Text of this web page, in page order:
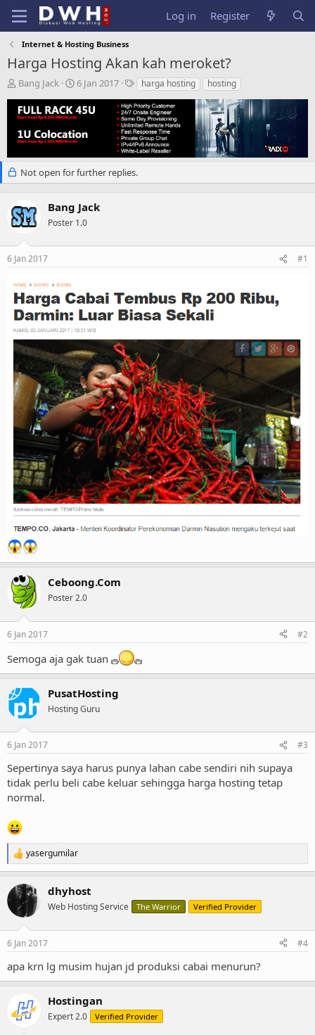
Log in Register
Internet & Hosting Business
Harga Hosting Akan kah meroket?
T
r
e
a
d
s
a
t
e
Bang Jack
S
a
r
t
d
a
t
e
6 Jan 2017
T
g
s
harga hosting hosting
Not open for further replies.
Bang Jack
Poster 1.0
6 Jan 2017 #1
Ceboong.Com
Poster 2.0
6 Jan 2017 #2
Semoga aja gak tuan
PusatHosting
Hosting Guru
6 Jan 2017 #3
Sepertinya saya harus punya lahan cabe sendiri nih supaya
tidak perlu beli cabe keluar sehingga harga hosting tetap
normal.
R
e
c
i
s
yasergumilar
dhyhost
Web Hosting Service The Warrior Verified Provider
6 Jan 2017 #4
apa krn lg musim hujan jd produksi cabai menurun?
Hostingan
Expert 2.0 Verified Provider